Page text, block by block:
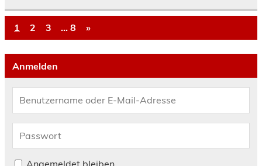
1 2 3 … 8 »
Anmelden
Angemeldet bleiben